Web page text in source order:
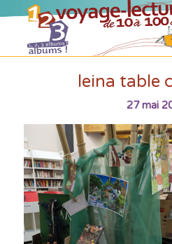
leina table
27 mai